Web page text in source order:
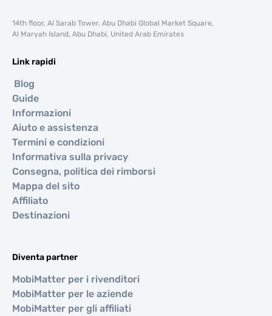
14th floor, Al Sarab Tower, Abu Dhabi Global Market Square,
Al Maryah Island, Abu Dhabi, United Arab Emirates
Link rapidi
Blog
Guide
Informazioni
Aiuto e assistenza
Termini e condizioni
Informativa sulla privacy
Consegna, politica dei rimborsi
Mappa del sito
Affiliato
Destinazioni
Diventa partner
MobiMatter per i rivenditori
MobiMatter per le aziende
MobiMatter per gli affiliati